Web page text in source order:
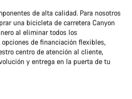
de alta calidad. Para nosotros
una bicicleta de carretera Canyon
al eliminar todos los
de financiación flexibles,
centro de atención al cliente,
y entrega en la puerta de tu